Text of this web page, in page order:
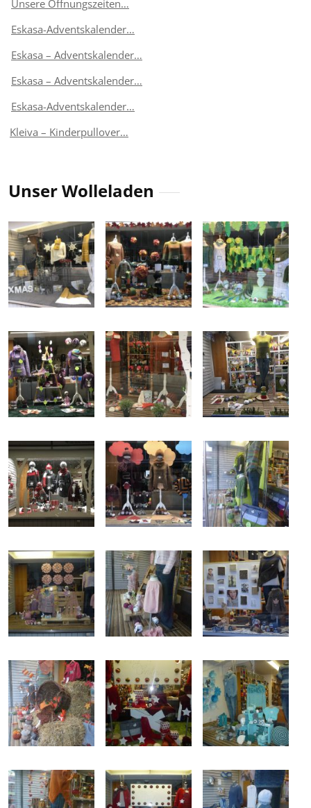
Unsere Öffnungszeiten…
Eskasa-Adventskalender…
Eskasa – Adventskalender…
Eskasa – Adventskalender…
Eskasa-Adventskalender…
Kleiva – Kinderpullover…
Unser Wolleladen